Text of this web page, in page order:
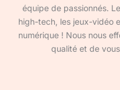
équipe de passionnés.
high-tech, les jeux-vidéo
numérique ! Nous nous
qualité et de